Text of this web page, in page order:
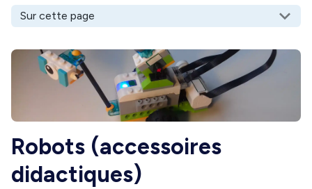
Sur cette page
Robots (accessoires
didactiques)